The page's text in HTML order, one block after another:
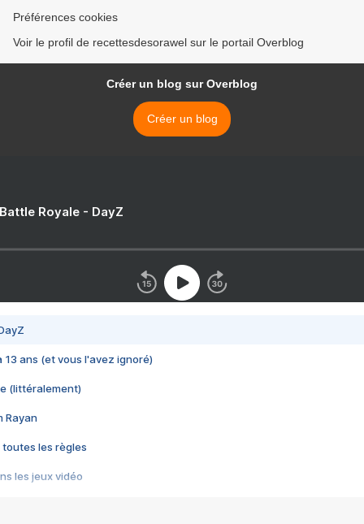
Préférences cookies
Voir le profil de recettesdesorawel sur le portail Overblog
Créer un blog sur Overblog
Créer un blog
Royale - DayZ
13 ans (et vous l'avez ignoré)
(littéralement)
Rayan
toutes les règles
les jeux vidéo